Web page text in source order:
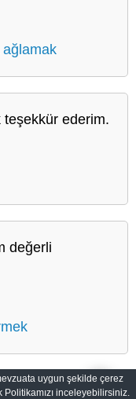
ağlamak
teşekkür ederim.
değerli
Gizlilik Politikası
uygun şekilde çerez
Politikamızı inceleyebilirsiniz.